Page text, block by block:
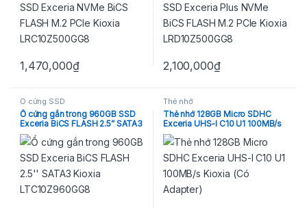
1,470,000₫ 2,100,000₫
Ổ cứng SSD
Ổ cứng gắn trong 960GB SSD
Exceria BiCS FLASH 2.5” SATA3
Kioxia LTC10Z960GG8
Thẻ nhớ
Thẻ nhớ 128GB Micro SDHC
Exceria UHS-I C10 U1 100MB/s
Kioxia (Có Adapter)